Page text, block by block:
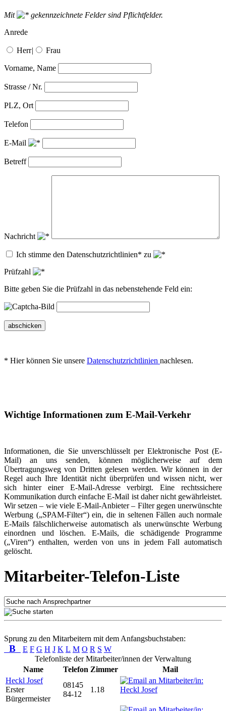
Mit
gekennzeichnete Felder sind Pflichtfelder.
Anrede
Herr| Frau
Vorname, Name
Strasse / Nr.
PLZ, Ort
Telefon
E-Mail
Betreff
Nachricht
Ich stimme den Datenschutzrichtlinien* zu
Prüfzahl
Bitte geben Sie die Prüfzahl in das nebenstehende Feld ein:
abschicken
* Hier können Sie unsere Datenschutzrichtlinien nachlesen.
Wichtige Informationen zum E-Mail-Verkehr
Informationen, die Sie unverschlüsselt per Elektronische Post (E-
Mail) an uns senden, können möglicherweise auf dem
Übertragungsweg von Dritten gelesen werden. Wir können in der
Regel auch Ihre Identität nicht überprüfen und wissen nicht, wer
sich hinter einer E-Mail-Adresse verbirgt. Eine rechtssichere
Kommunikation durch einfache E-Mail ist daher nicht gewährleistet.
Wir setzen – wie viele E-Mail-Anbieter – Filter gegen unerwünschte
Werbung („SPAM-Filter“) ein, die in seltenen Fällen auch normale
E-Mails fälschlicherweise automatisch als unerwünschte Werbung
einordnen und löschen. E-Mails, die schädigende Programme
(„Viren“) enthalten, werden von uns in jedem Fall automatisch
gelöscht.
Mitarbeiter-Telefon-Liste
Sprung zu den Mitarbeitern mit dem Anfangsbuchstaben:
B E F G H J K L M O R S W
Telefonliste der Mitarbeiter/innen der Verwaltung
Name
Telefon Zimmer
Mail
Heckl Josef
Erster
Bürgermeister
08145
84-12
1.18